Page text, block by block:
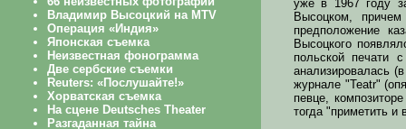
уже в 1967 году
Высоцком,
предположение
Высоцкого
польской печати
анализировалась
журнале "Teatr"
певце,
тогда "приметить и